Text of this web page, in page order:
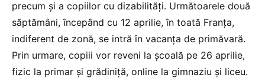
precum și a copiilor cu dizabilități. Următoarele două
săptămâni, începând cu 12 aprilie, în toată Franța,
indiferent de zonă, se intră în vacanța de primăvară.
Prin urmare, copiii vor reveni la școală pe 26 aprilie,
fizic la primar și grădiniță, online la gimnaziu și liceu.